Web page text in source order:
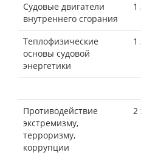
Судовые двигатели
внутреннего сгорания
1
Теплофизические
основы судовой
энергетики
1
Противодействие
экстремизму,
терроризму,
коррупции
2